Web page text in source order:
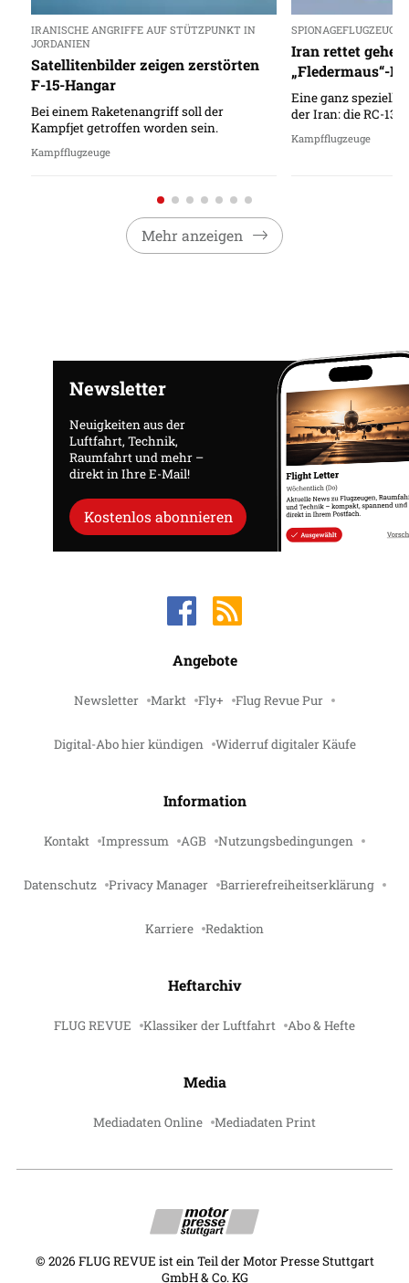
IRANISCHE ANGRIFFE AUF STÜTZPUNKT IN
JORDANIEN
Satellitenbilder zeigen zerstörten
F-15-Hangar
Bei einem Raketenangriff soll der
Kampfjet getroffen worden sein.
Kampfflugzeuge
SPIONAGEFLUGZEUG
Iran rettet
„Fledermaus“-
Eine ganz spezielle
der Iran: die RC-
Kampfflugzeuge
Mehr anzeigen
Newsletter
Neuigkeiten aus der
Luftfahrt, Technik,
Raumfahrt und mehr –
direkt in Ihre E-Mail!
Kostenlos abonnieren
Angebote
Newsletter Markt Fly+ Flug Revue Pur
Digital-Abo hier kündigen Widerruf digitaler Käufe
Information
Kontakt Impressum AGB Nutzungsbedingungen
Datenschutz Privacy Manager Barrierefreiheitserklärung
Karriere Redaktion
Heftarchiv
FLUG REVUE Klassiker der Luftfahrt Abo & Hefte
Media
Mediadaten Online Mediadaten Print
© 2026 FLUG REVUE ist ein Teil der Motor Presse Stuttgart
GmbH & Co. KG